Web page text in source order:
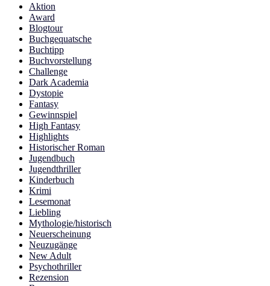
Aktion
Award
Blogtour
Buchgequatsche
Buchtipp
Buchvorstellung
Challenge
Dark Academia
Dystopie
Fantasy
Gewinnspiel
High Fantasy
Highlights
Historischer Roman
Jugendbuch
Jugendthriller
Kinderbuch
Krimi
Lesemonat
Liebling
Mythologie/historisch
Neuerscheinung
Neuzugänge
New Adult
Psychothriller
Rezension